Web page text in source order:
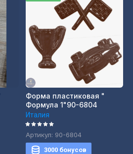
Форма пластиковая "
Формула 1"90-6804
Италия
Артикул: 90-6804
3000 бонусов